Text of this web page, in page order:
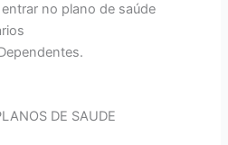
no plano de saúde
DE SAUDE